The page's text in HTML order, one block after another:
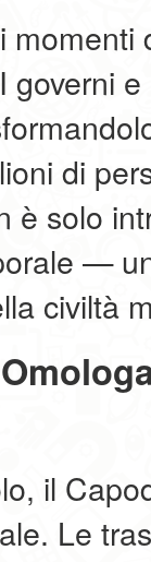
momenti
governi
di
è solo
—
civiltà
il
Le